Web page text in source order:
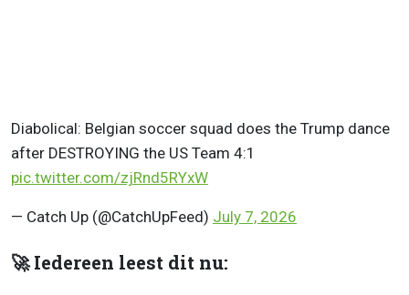
Diabolical: Belgian soccer squad does the Trump dance
after DESTROYING the US Team 4:1
pic.twitter.com/zjRnd5RYxW
— Catch Up (@CatchUpFeed) July 7, 2026
🚀 Iedereen leest dit nu: